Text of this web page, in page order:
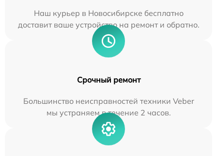
Наш курьер в Новосибирске бесплатно
доставит ваше устройство на ремонт и обратно.
Срочный ремонт
Большинство неисправностей техники Veber
мы устраняем в течение 2 часов.